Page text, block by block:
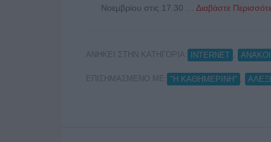
Νοεμβρίου στις 17.30 … Διαβάστε
ΑΝΗΚΕΙ ΣΤΗΝ ΚΑΤΗΓΟΡΙΑ: INTERNET
ΕΠΙΣΗΜΑΣΜΕΝΟ ΜΕ: "Η ΚΑΘΗΜΕΡΙΝΗ"